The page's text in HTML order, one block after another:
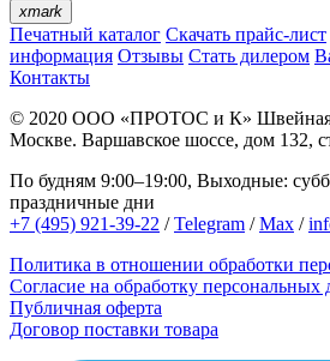
xmark
Печатный каталог Скачать прайс-лист
информация Отзывы Стать дилером
Контакты
© 2020 ООО «ПРОТОС и К» Швейная
Москве. Варшавское шоссе, дом 132,
По будням 9:00–19:00, Выходные:
праздничные дни
+7 (495) 921-39-22 /Telegram /Max /
Политика в отношении обработки
Согласие на обработку персональных
Публичная оферта
Договор поставки товара